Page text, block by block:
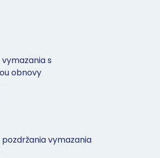
s
obnovy
vymazania